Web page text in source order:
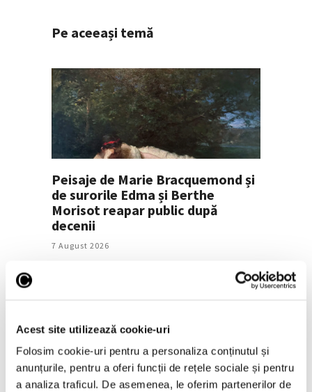
Acest site utilizează cookie-uri
Folosim cookie-uri pentru a personaliza conținutul și
anunțurile, pentru a oferi funcții de rețele sociale și pentru
a analiza traficul. De asemenea, le oferim partenerilor de
Pe aceeași temă
Peisaje de Marie Bracquemond și
de surorile Edma și Berthe
Morisot reapar public după
decenii
7 August 2026